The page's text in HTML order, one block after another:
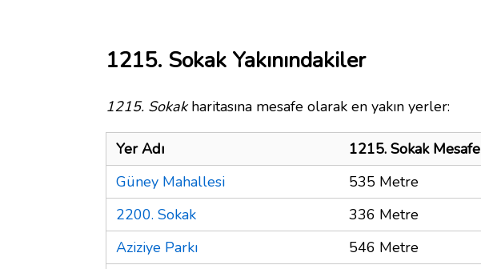
1215. Sokak Yakınındakiler
1215. Sokakharitasına mesafe olarak en yakın yerler:
Yer Adı
1215. Sokak Mesafe
Güney Mahallesi
535 Metre
2200. Sokak
336 Metre
Aziziye Parkı
546 Metre